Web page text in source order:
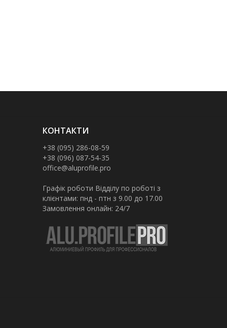
КОНТАКТИ
+38 (095) 286-08-59
+38 (096) 087-54-35
office@aluprofile.pro
Графік роботи Відділу по роботі з
клієнтами: пнд - птн з 9.00 до 17.00
Замовлення онлайн: 24/7